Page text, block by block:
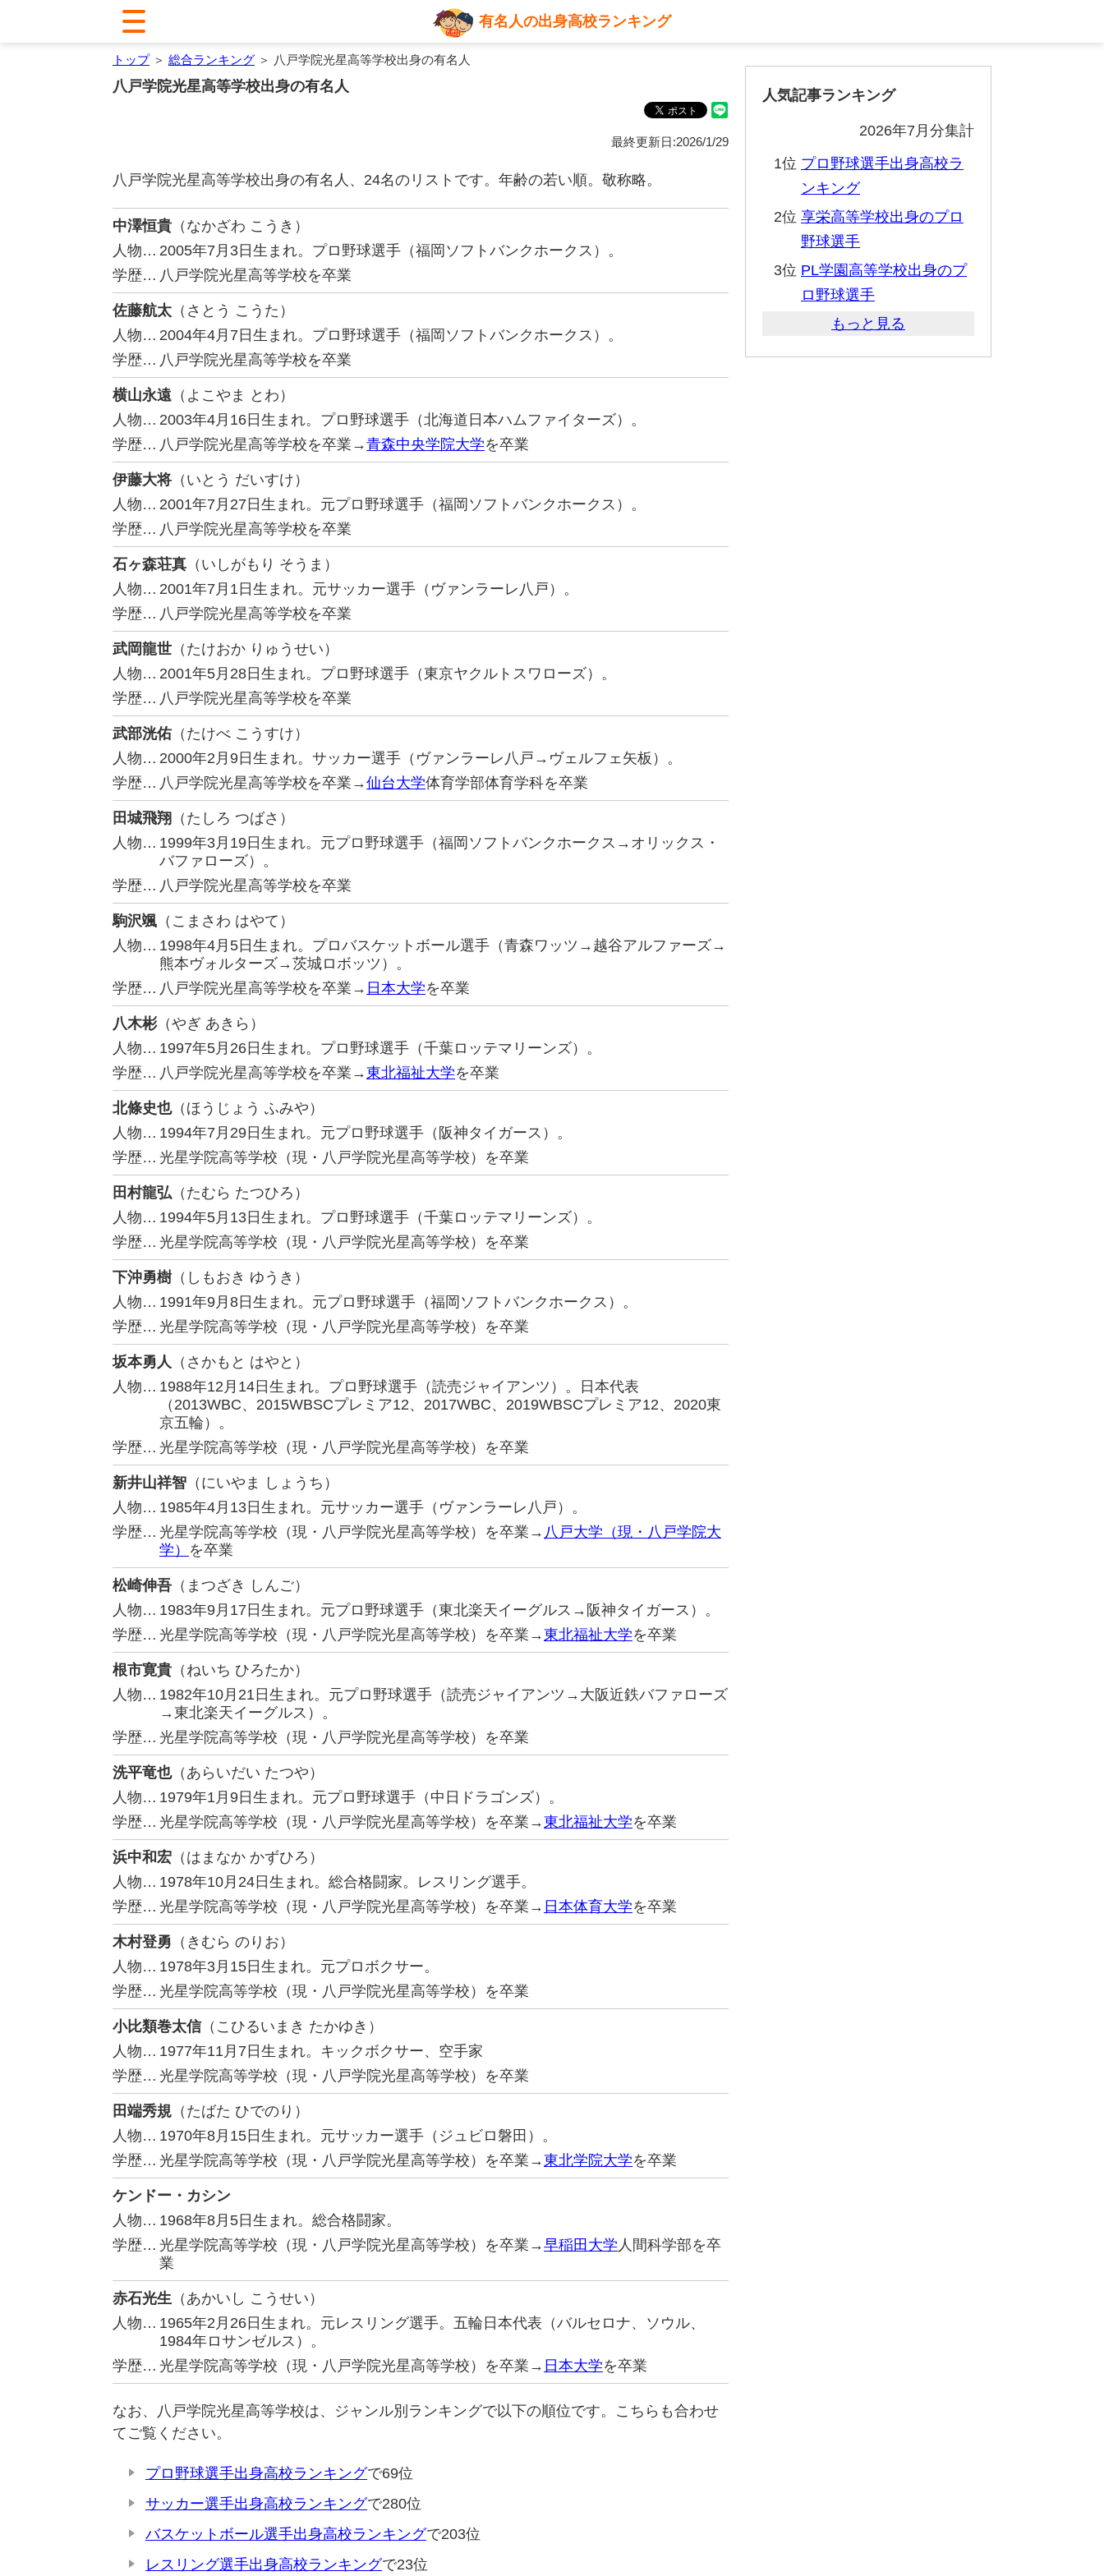
有名人の出身高校ランキング
トップ＞ 総合ランキング ＞ 八戸学院光星高等学校出身の有名人
八戸学院光星高等学校出身の有名人
最終更新日:2026/1/29
八戸学院光星高等学校出身の有名人、24名のリストです。年齢の若い順。敬称略。
中澤恒貴 （なかざわ こうき）
人物… 2005年7月3日生まれ。プロ野球選手（福岡ソフトバンクホークス）。
学歴… 八戸学院光星高等学校を卒業
佐藤航太 （さとう こうた）
人物… 2004年4月7日生まれ。プロ野球選手（福岡ソフトバンクホークス）。
学歴… 八戸学院光星高等学校を卒業
横山永遠 （よこやま とわ）
人物… 2003年4月16日生まれ。プロ野球選手（北海道日本ハムファイターズ）。
学歴… 八戸学院光星高等学校を卒業→青森中央学院大学を卒業
伊藤大将 （いとう だいすけ）
人物… 2001年7月27日生まれ。元プロ野球選手（福岡ソフトバンクホークス）。
学歴… 八戸学院光星高等学校を卒業
石ヶ森荘真 （いしがもり そうま）
人物… 2001年7月1日生まれ。元サッカー選手（ヴァンラーレ八戸）。
学歴… 八戸学院光星高等学校を卒業
武岡龍世 （たけおか りゅうせい）
人物… 2001年5月28日生まれ。プロ野球選手（東京ヤクルトスワローズ）。
学歴… 八戸学院光星高等学校を卒業
武部洸佑 （たけべ こうすけ）
人物… 2000年2月9日生まれ。サッカー選手（ヴァンラーレ八戸→ヴェルフェ矢板）。
学歴… 八戸学院光星高等学校を卒業→仙台大学体育学部体育学科を卒業
田城飛翔 （たしろ つばさ）
人物… 1999年3月19日生まれ。元プロ野球選手（福岡ソフトバンクホークス→オリックス・
バファローズ）。
学歴… 八戸学院光星高等学校を卒業
駒沢颯 （こまさわ はやて）
人物… 1998年4月5日生まれ。プロバスケットボール選手（青森ワッツ→越谷アルファーズ→
熊本ヴォルターズ→茨城ロボッツ）。
学歴… 八戸学院光星高等学校を卒業→ 日本大学を卒業
八木彬（やぎ あきら）
人物… 1997年5月26日生まれ。プロ野球選手（千葉ロッテマリーンズ）。
学歴… 八戸学院光星高等学校を卒業→東北福祉大学を卒業
北條史也（ほうじょう ふみや）
人物… 1994年7月29日生まれ。元プロ野球選手（阪神タイガース）。
学歴… 光星学院高等学校（現・八戸学院光星高等学校）を卒業
田村龍弘 （たむら たつひろ）
人物… 1994年5月13日生まれ。プロ野球選手（千葉ロッテマリーンズ）。
学歴… 光星学院高等学校（現・八戸学院光星高等学校）を卒業
下沖勇樹（しもおき ゆうき）
人物… 1991年9月8日生まれ。元プロ野球選手（福岡ソフトバンクホークス）。
学歴… 光星学院高等学校（現・八戸学院光星高等学校）を卒業
坂本勇人 （さかもと はやと）
人物… 1988年12月14日生まれ。プロ野球選手（読売ジャイアンツ）。日本代表
（2013WBC、2015WBSCプレミア12、2017WBC、2019WBSCプレミア12、2020東
京五輪）。
学歴… 光星学院高等学校（現・八戸学院光星高等学校）を卒業
新井山祥智 （にいやま しょうち）
人物… 1985年4月13日生まれ。元サッカー選手（ヴァンラーレ八戸）。
学歴… 光星学院高等学校（現・八戸学院光星高等学校）を卒業→ 八戸大学（現・八戸学院大
学） を卒業
松崎伸吾 （まつざき しんご）
人物… 1983年9月17日生まれ。元プロ野球選手（東北楽天イーグルス→阪神タイガース）。
学歴… 光星学院高等学校（現・八戸学院光星高等学校）を卒業→東北福祉大学を卒業
根市寛貴 （ねいち ひろたか）
人物… 1982年10月21日生まれ。元プロ野球選手（読売ジャイアンツ→大阪近鉄バファローズ
→東北楽天イーグルス）。
学歴… 光星学院高等学校（現・八戸学院光星高等学校）を卒業
洗平竜也（あらいだい たつや）
人物… 1979年1月9日生まれ。元プロ野球選手（中日ドラゴンズ）。
学歴… 光星学院高等学校（現・八戸学院光星高等学校）を卒業→東北福祉大学を卒業
浜中和宏 （はまなか かずひろ）
人物… 1978年10月24日生まれ。総合格闘家。レスリング選手。
学歴… 光星学院高等学校（現・八戸学院光星高等学校）を卒業→ 日本体育大学を卒業
木村登勇 （きむら のりお）
人物… 1978年3月15日生まれ。元プロボクサー。
学歴… 光星学院高等学校（現・八戸学院光星高等学校）を卒業
小比類巻太信（こひるいまき たかゆき）
人物… 1977年11月7日生まれ。キックボクサー、空手家
学歴… 光星学院高等学校（現・八戸学院光星高等学校）を卒業
田端秀規 （たばた ひでのり）
人物… 1970年8月15日生まれ。元サッカー選手（ジュビロ磐田）。
学歴… 光星学院高等学校（現・八戸学院光星高等学校）を卒業→東北学院大学を卒業
ケンドー・カシン
人物… 1968年8月5日生まれ。総合格闘家。
学歴… 光星学院高等学校（現・八戸学院光星高等学校）を卒業→早稲田大学 人間科学部を卒
業
赤石光生 （あかいし こうせい）
人物… 1965年2月26日生まれ。元レスリング選手。五輪日本代表（バルセロナ、ソウル、
1984年ロサンゼルス）。
学歴… 光星学院高等学校（現・八戸学院光星高等学校）を卒業→ 日本大学を卒業
なお、八戸学院光星高等学校は、ジャンル別ランキングで以下の順位です。こちらも合わせ
てご覧ください。
プロ野球選手出身高校ランキングで69位
サッカー選手出身高校ランキングで280位
バスケットボール選手出身高校ランキングで203位
レスリング選手出身高校ランキングで23位
人気記事ランキング
2026年7月分集計
1位 プロ野球選手出身高校ラ
ンキング
2位 享栄高等学校出身のプロ
野球選手
3位 PL学園高等学校出身のプ
ロ野球選手
もっと見る